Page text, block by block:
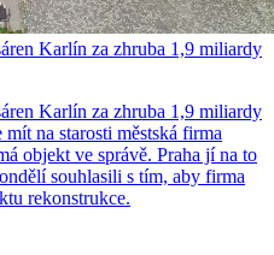
Karlín za zhruba 1,9 miliardy
Karlín za zhruba 1,9 miliardy
na starosti městská firma
objekt ve správě. Praha jí na to
souhlasili s tím, aby firma
rekonstrukce.